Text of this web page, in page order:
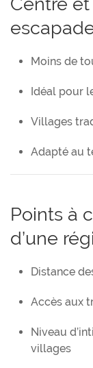
Moins de
Idéal pour
Villages
Adapté au
Points à
d’une
Distance
Accès aux
Niveau
villages